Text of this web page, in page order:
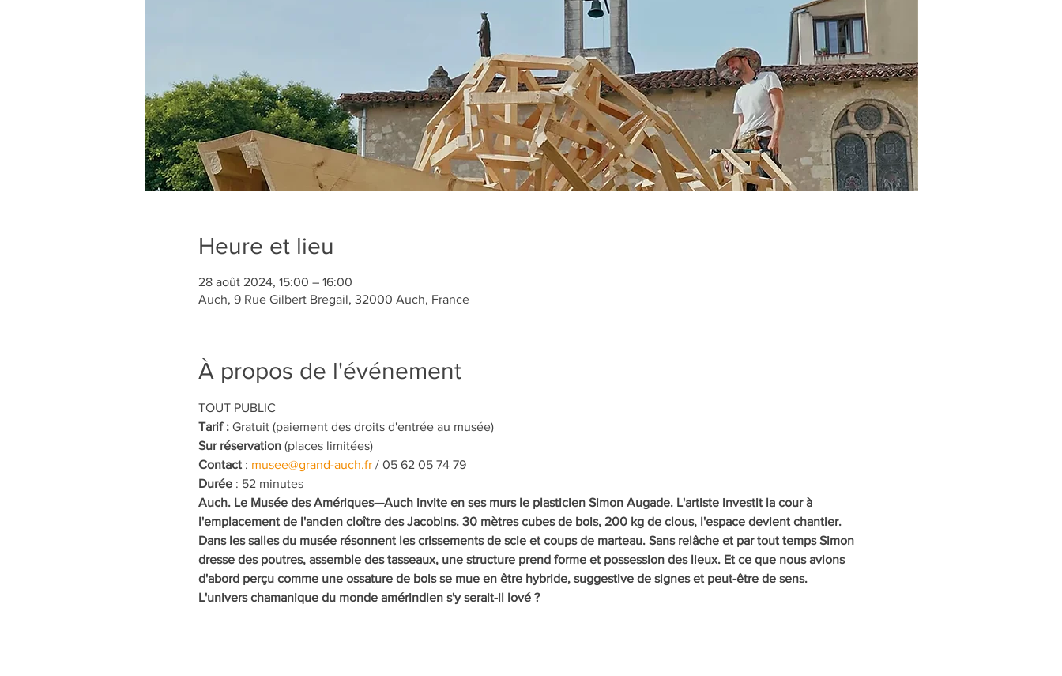
Heure et lieu
28 août 2024, 15:00 – 16:00
Auch, 9 Rue Gilbert Bregail, 32000 Auch, France
À propos de l'événement
TOUT PUBLIC
Tarif : Gratuit (paiement des droits d'entrée au musée)
Sur réservation (places limitées)
Contact : musee@grand-auch.fr / 05 62 05 74 79
Durée : 52 minutes
Auch. Le Musée des Amériques—Auch invite en ses murs le plasticien Simon Augade. L'artiste investit la cour à
l'emplacement de l'ancien cloître des Jacobins. 30 mètres cubes de bois, 200 kg de clous, l'espace devient chantier.
Dans les salles du musée résonnent les crissements de scie et coups de marteau. Sans relâche et par tout temps Simon
dresse des poutres, assemble des tasseaux, une structure prend forme et possession des lieux. Et ce que nous avions
d'abord perçu comme une ossature de bois se mue en être hybride, suggestive de signes et peut-être de sens.
L'univers chamanique du monde amérindien s'y serait-il lové ?